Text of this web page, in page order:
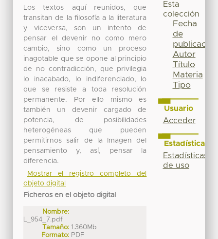
Los textos aquí reunidos, que
transitan de la filosofía a la literatura
y viceversa, son un intento de
pensar el devenir no como mero
cambio, sino como un proceso
inagotable que se opone al principio
de no contradicción, que privilegia
lo inacabado, lo indiferenciado, lo
que se resiste a toda resolución
permanente. Por ello mismo es
también un devenir cargado de
potencia, de posibilidades
heterogéneas que pueden
permitirnos salir de la Imagen del
pensamiento y, así, pensar la
diferencia.
Mostrar el registro completo del
objeto digital
Ficheros en el objeto digital
Nombre:
L_954_7.pdf
Tamaño: 1.360Mb
Formato: PDF
Esta
colección
Fecha
de
publicación
Autor
Título
Materia
Tipo
Usuario
Acceder
Estadísticas
Estadísticas
de uso